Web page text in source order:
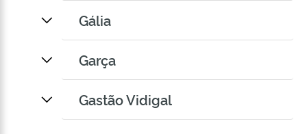
Gália
Garça
Gastão Vidigal